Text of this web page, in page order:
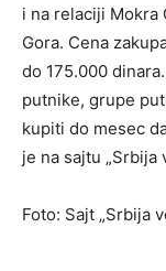
i na relaciji Mokra
Gora. Cena
do 175.000
putnike, grupe
kupiti do mesec
je na sajtu „Srbija
Foto: Sajt „Srbija